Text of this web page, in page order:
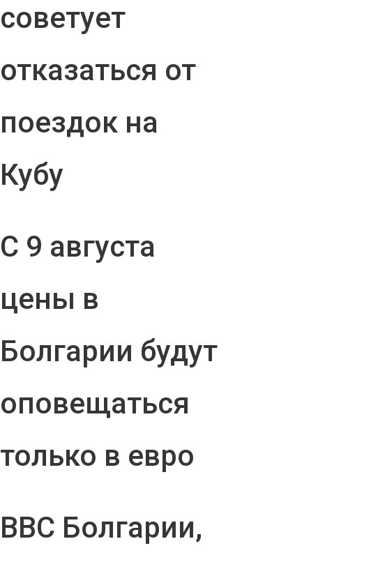
советует
отказаться от
поездок на
Кубу
С 9 августа
цены в
Болгарии будут
оповещаться
только в евро
ВВС Болгарии,